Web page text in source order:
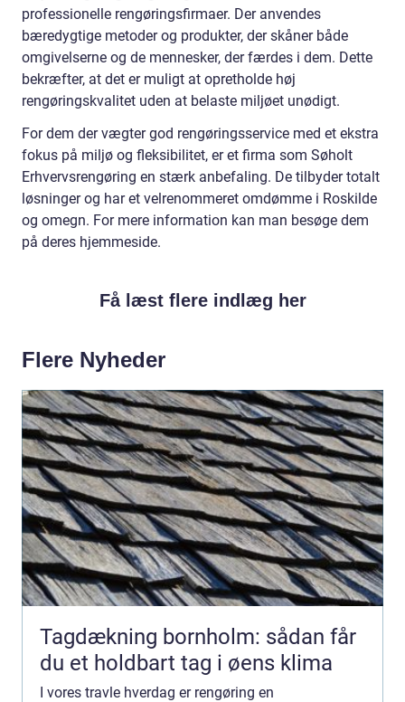
professionelle rengøringsfirmaer. Der anvendes
bæredygtige metoder og produkter, der skåner både
omgivelserne og de mennesker, der færdes i dem. Dette
bekræfter, at det er muligt at opretholde høj
rengøringskvalitet uden at belaste miljøet unødigt.
For dem der vægter god rengøringsservice med et ekstra
fokus på miljø og fleksibilitet, er et firma som Søholt
Erhvervsrengøring en stærk anbefaling. De tilbyder totalt
løsninger og har et velrenommeret omdømme i Roskilde
og omegn. For mere information kan man besøge dem
på deres hjemmeside.
Få læst flere indlæg her
Flere Nyheder
Tagdækning bornholm: sådan får
du et holdbart tag i øens klima
I vores travle hverdag er rengøring en